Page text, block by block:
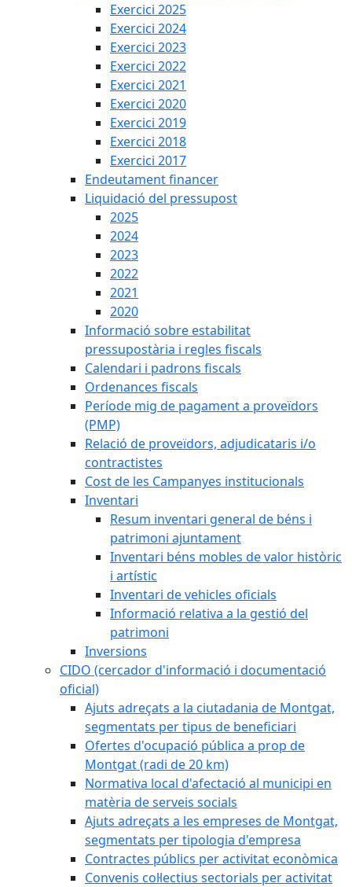
Exercici 2025
Exercici 2024
Exercici 2023
Exercici 2022
Exercici 2021
Exercici 2020
Exercici 2019
Exercici 2018
Exercici 2017
Endeutament financer
Liquidació del pressupost
2025
2024
2023
2022
2021
2020
Informació sobre estabilitat
pressupostària i regles fiscals
Calendari i padrons fiscals
Ordenances fiscals
Període mig de pagament a proveïdors
(PMP)
Relació de proveïdors, adjudicataris i/o
contractistes
Cost de les Campanyes institucionals
Inventari
Resum inventari general de béns i
patrimoni ajuntament
Inventari béns mobles de valor històric
i artístic
Inventari de vehicles oficials
Informació relativa a la gestió del
patrimoni
Inversions
CIDO (cercador d'informació i documentació
oficial)
Ajuts adreçats a la ciutadania de Montgat,
segmentats per tipus de beneficiari
Ofertes d'ocupació pública a prop de
Montgat (radi de 20 km)
Normativa local d'afectació al municipi en
matèria de serveis socials
Ajuts adreçats a les empreses de Montgat,
segmentats per tipologia d'empresa
Contractes públics per activitat econòmica
Convenis col·lectius sectorials per activitat